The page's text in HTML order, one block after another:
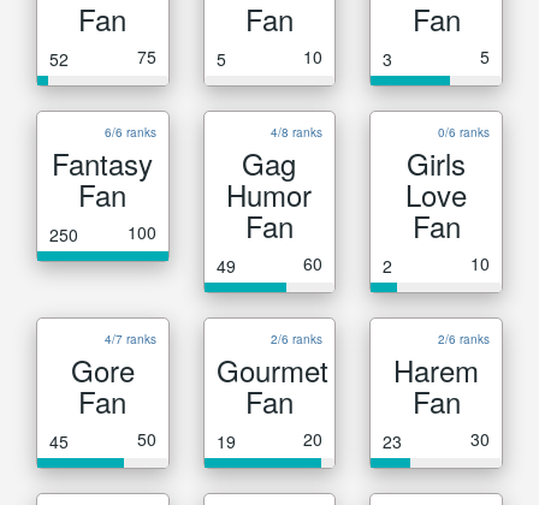
Fan
52 75
Fan
5 10
Fan
3 5
6/6 ranks
Fantasy
Fan
250 100
4/8 ranks
Gag
Humor
Fan
49 60
0/6 ranks
Girls
Love
Fan
2 10
4/7 ranks
Gore
Fan
45 50
2/6 ranks
Gourmet
Fan
19 20
2/6 ranks
Harem
Fan
23 30